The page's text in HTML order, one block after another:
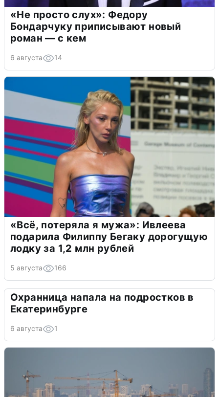
«Не просто слух»: Федору
Бондарчуку приписывают новый
роман — с кем
6 августа 14
«Всё, потеряла я мужа»: Ивлеева
подарила Филиппу Бегаку дорогущую
лодку за 1,2 млн рублей
5 августа 166
Охранница напала на подростков в
Екатеринбурге
6 августа 1